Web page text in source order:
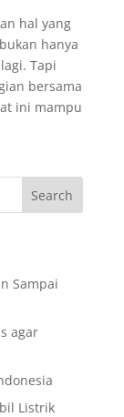
hal yang
hanya
Tapi
bersama
ini mampu
Search
Sampai
agar
Listrik